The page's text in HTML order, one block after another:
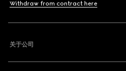
Withdraw from contract here
关于公司